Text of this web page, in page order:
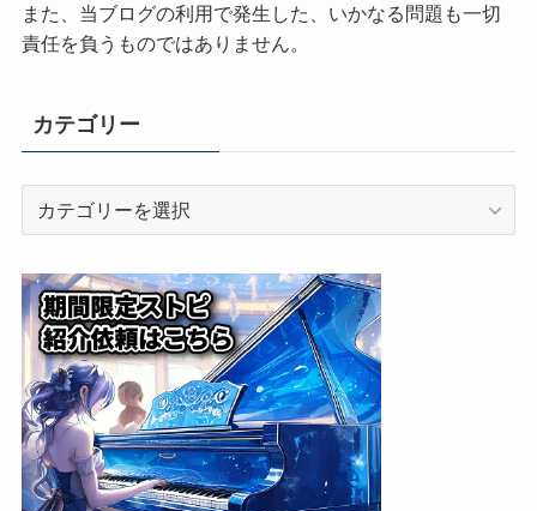
また、当ブログの利用で発生した、いかなる問題も一切
責任を負うものではありません。
カテゴリー
リ
ー